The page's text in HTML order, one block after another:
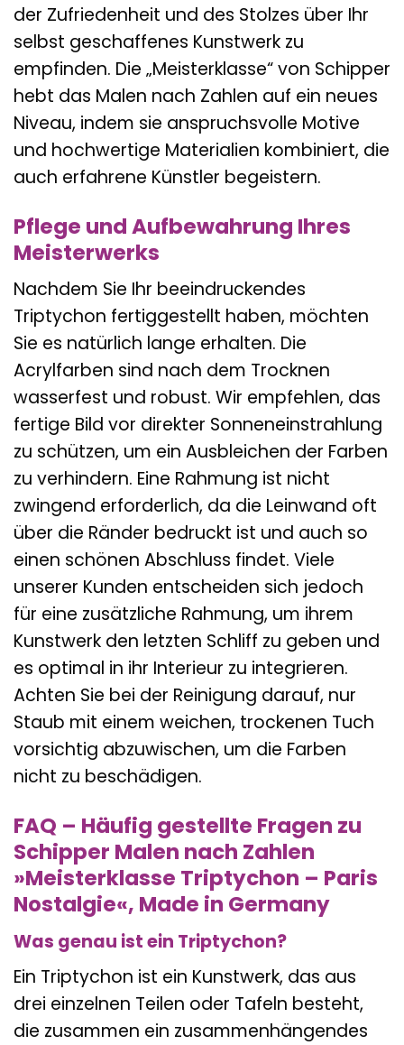
der Zufriedenheit und des Stolzes über Ihr
selbst geschaffenes Kunstwerk zu
empfinden. Die „Meisterklasse“ von Schipper
hebt das Malen nach Zahlen auf ein neues
Niveau, indem sie anspruchsvolle Motive
und hochwertige Materialien kombiniert, die
auch erfahrene Künstler begeistern.
Pflege und Aufbewahrung Ihres
Meisterwerks
Nachdem Sie Ihr beeindruckendes
Triptychon fertiggestellt haben, möchten
Sie es natürlich lange erhalten. Die
Acrylfarben sind nach dem Trocknen
wasserfest und robust. Wir empfehlen, das
fertige Bild vor direkter Sonneneinstrahlung
zu schützen, um ein Ausbleichen der Farben
zu verhindern. Eine Rahmung ist nicht
zwingend erforderlich, da die Leinwand oft
über die Ränder bedruckt ist und auch so
einen schönen Abschluss findet. Viele
unserer Kunden entscheiden sich jedoch
für eine zusätzliche Rahmung, um ihrem
Kunstwerk den letzten Schliff zu geben und
es optimal in ihr Interieur zu integrieren.
Achten Sie bei der Reinigung darauf, nur
Staub mit einem weichen, trockenen Tuch
vorsichtig abzuwischen, um die Farben
nicht zu beschädigen.
FAQ – Häufig gestellte Fragen zu
Schipper Malen nach Zahlen
»Meisterklasse Triptychon – Paris
Nostalgie«, Made in Germany
Was genau ist ein Triptychon?
Ein Triptychon ist ein Kunstwerk, das aus
drei einzelnen Teilen oder Tafeln besteht,
die zusammen ein zusammenhängendes